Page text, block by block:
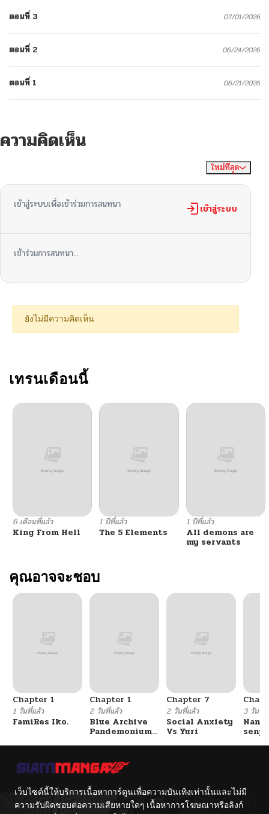
ตอนที่ 3 07/01/2026
ตอนที่ 2 06/24/2026
ตอนที่ 1 06/21/2026
ความคิดเห็น
ใหม่ที่สุด
เข้าสู่ระบบเพื่อเข้าร่วมการสนทนา เข้าสู่ระบบ
เข้าร่วมการสนทนา...
ยังไม่มีความคิดเห็น
เทรนเดือนนี้
6 เดือนที่แล้ว
King From Hell
1 ปีที่แล้ว
The 5 Elements
1 ปีที่แล้ว
All demons are
my servants
คุณอาจจะชอบ
Chapter 1
1 วันที่แล้ว
FamiRes Iko.
Chapter 1
2 วันที่แล้ว
Blue Archive
Pandemonium
Chapter 7
2 วันที่แล้ว
Social Anxiety
Vs Yuri
3 วันที่
เว็บไซต์นี้ให้บริการเนื้อหาการ์ตูนเพื่อความบันเทิงเท่านั้นและไม่มี
ความรับผิดชอบต่อความเสียหายใดๆ เนื้อหาการโฆษณาหรือลิงก์